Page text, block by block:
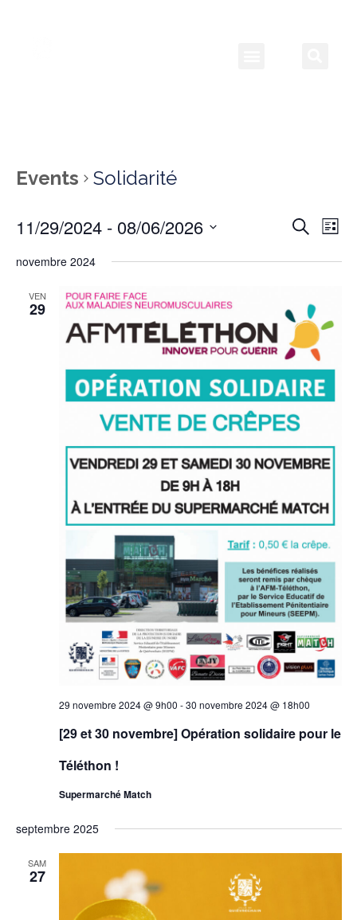
Events Solidarité
Search
List
11/29/2024 - 08/06/2026
date.
novembre 2024
VEN
29
29 novembre 2024 @ 9h00 -30 novembre 2024 @ 18h00
[29 et 30 novembre] Opération solidaire pour le
Téléthon !
Supermarché Match
septembre 2025
SAM
27